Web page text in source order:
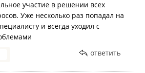
участие в решении всех
Уже несколько раз попадал на
и всегда уходил с
ответить